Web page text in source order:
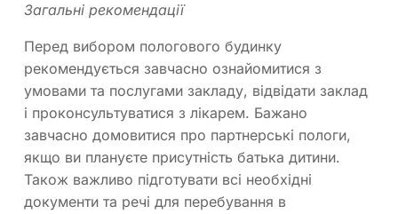
Загальні рекомендації
Перед вибором пологового будинку
рекомендується завчасно ознайомитися з
умовами та послугами закладу, відвідати заклад
і проконсультуватися з лікарем. Бажано
завчасно домовитися про партнерські пологи,
якщо ви плануєте присутність батька дитини.
Також важливо підготувати всі необхідні
документи та речі для перебування в